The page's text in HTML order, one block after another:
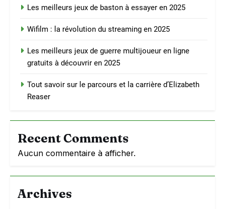
Les meilleurs jeux de baston à essayer en 2025
Wifilm : la révolution du streaming en 2025
Les meilleurs jeux de guerre multijoueur en ligne
gratuits à découvrir en 2025
Tout savoir sur le parcours et la carrière d’Elizabeth
Reaser
Recent Comments
Aucun commentaire à afficher.
Archives